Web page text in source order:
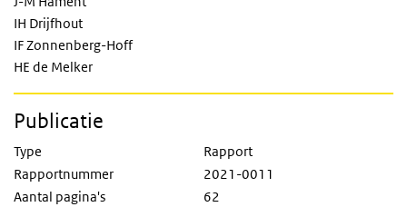
IH Drijfhout
IF Zonnenberg-Hoff
HE de Melker
Publicatie
Type
Rapport
Rapportnummer
2021-0011
Aantal pagina's
62